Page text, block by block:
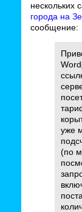
нескольких
города на
сообщение:
уже
(по